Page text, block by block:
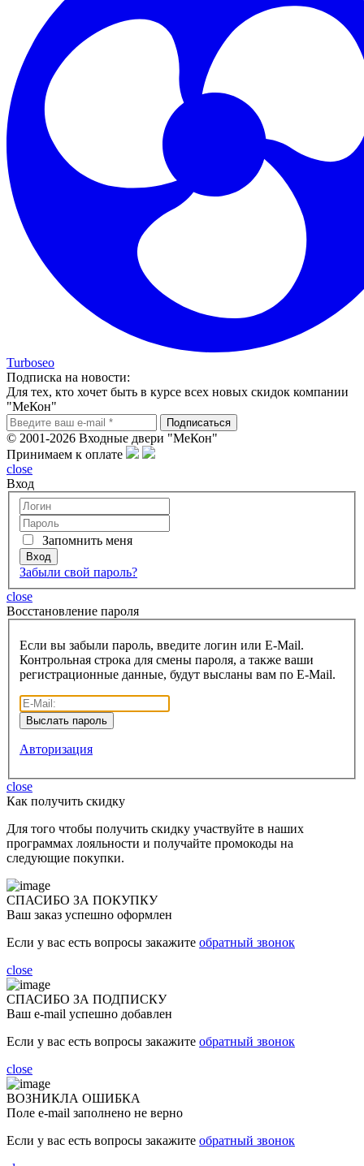
Turboseo
Подписка на новости:
Для тех, кто хочет быть в курсе всех новых скидок компании
"МеКон"
© 2001-2026 Входные двери "МеКон"
Принимаем к оплате
close
Вход
Запомнить меня
Забыли свой пароль?
close
Восcтановление пароля
Если вы забыли пароль, введите логин или E-Mail.
Контрольная строка для смены пароля, а также ваши
регистрационные данные, будут высланы вам по E-Mail.
Авторизация
close
Как получить скидку
Для того чтобы получить скидку участвуйте в наших
программах лояльности и получайте промокоды на
следующие покупки.
СПАСИБО ЗА ПОКУПКУ
Ваш заказ успешно оформлен
Если у вас есть вопросы закажите обратный звонок
close
СПАСИБО ЗА ПОДПИСКУ
Ваш e-mail успешно добавлен
Если у вас есть вопросы закажите обратный звонок
close
ВОЗНИКЛА ОШИБКА
Поле e-mail заполнено не верно
Если у вас есть вопросы закажите обратный звонок